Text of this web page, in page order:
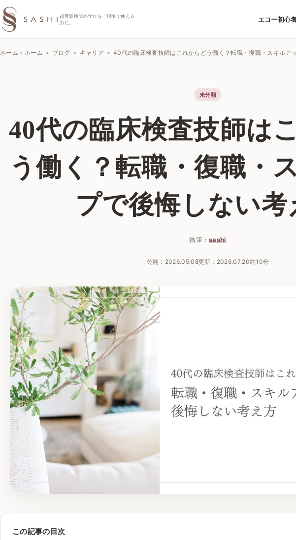
SASHIエコーラボ
超音波検査の学びを、現場で使える
力に。
エコー初心
ホーム » ホーム ＞ ブログ ＞ キャリア ＞ 40代の臨床検査技師はこれからどう働く？転職・復職・スキルア
未分類
40代の臨床検査技師は
う働く？転職・復職・
プで後悔しない考
執筆：sashi
公開： 2026.05.08更新： 2026.07.20約10分
この記事の目次